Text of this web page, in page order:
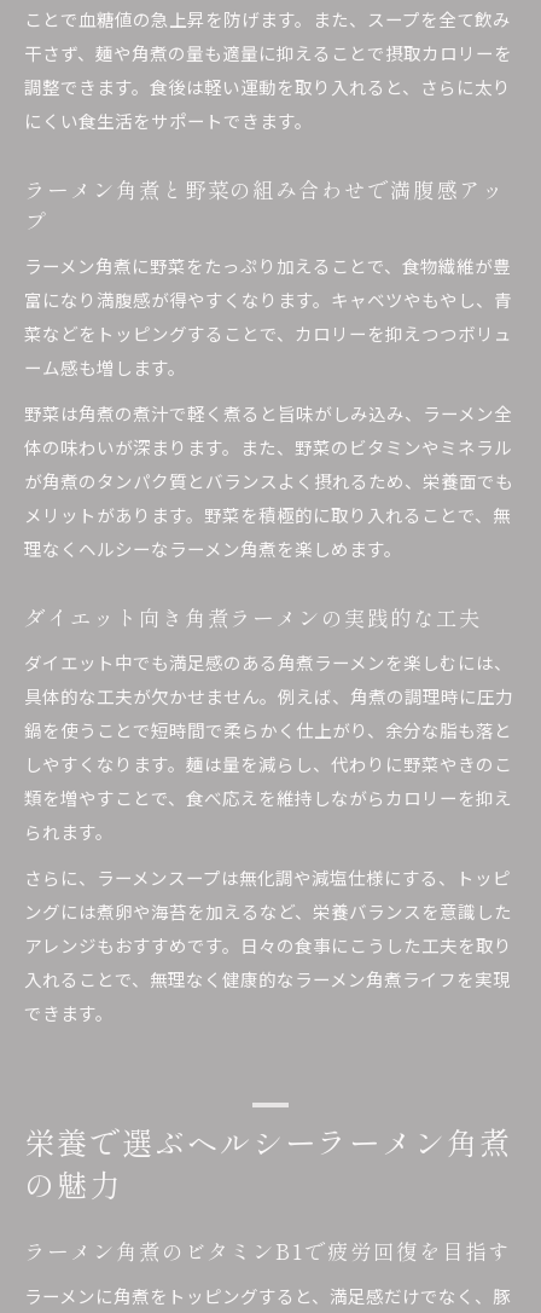
ことで血糖値の急上昇を防げます。また、スープを全て飲み
干さず、麺や角煮の量も適量に抑えることで摂取カロリーを
調整できます。食後は軽い運動を取り入れると、さらに太り
にくい食生活をサポートできます。
ラーメン角煮と野菜の組み合わせで満腹感アッ
プ
ラーメン角煮に野菜をたっぷり加えることで、食物繊維が豊
富になり満腹感が得やすくなります。キャベツやもやし、青
菜などをトッピングすることで、カロリーを抑えつつボリュ
ーム感も増します。
野菜は角煮の煮汁で軽く煮ると旨味がしみ込み、ラーメン全
体の味わいが深まります。また、野菜のビタミンやミネラル
が角煮のタンパク質とバランスよく摂れるため、栄養面でも
メリットがあります。野菜を積極的に取り入れることで、無
理なくヘルシーなラーメン角煮を楽しめます。
ダイエット向き角煮ラーメンの実践的な工夫
ダイエット中でも満足感のある角煮ラーメンを楽しむには、
具体的な工夫が欠かせません。例えば、角煮の調理時に圧力
鍋を使うことで短時間で柔らかく仕上がり、余分な脂も落と
しやすくなります。麺は量を減らし、代わりに野菜やきのこ
類を増やすことで、食べ応えを維持しながらカロリーを抑え
られます。
さらに、ラーメンスープは無化調や減塩仕様にする、トッピ
ングには煮卵や海苔を加えるなど、栄養バランスを意識した
アレンジもおすすめです。日々の食事にこうした工夫を取り
入れることで、無理なく健康的なラーメン角煮ライフを実現
できます。
栄養で選ぶヘルシーラーメン角煮
の魅力
ラーメン角煮のビタミンB1で疲労回復を目指す
ラーメンに角煮をトッピングすると、満足感だけでなく、豚